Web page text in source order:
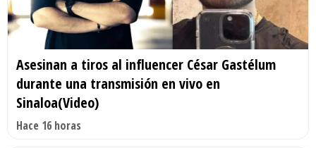
Asesinan a tiros al influencer César Gastélum
durante una transmisión en vivo en
Sinaloa(Video)
Hace 16 horas